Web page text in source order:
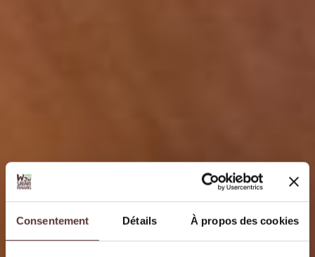
Consentement Détails À propos des cookies